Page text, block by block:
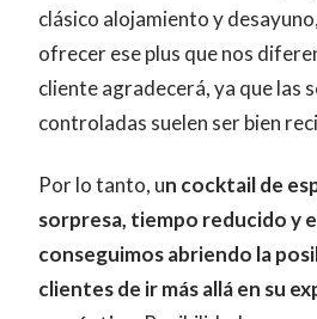
clásico alojamiento y
ofrecer ese plus que nos
cliente agradecerá, ya que las
controladas suelen ser bien
Por lo tanto, un cocktail de
sorpresa, tiempo reducido y
conseguimos abriendo la
clientes de ir más allá en su